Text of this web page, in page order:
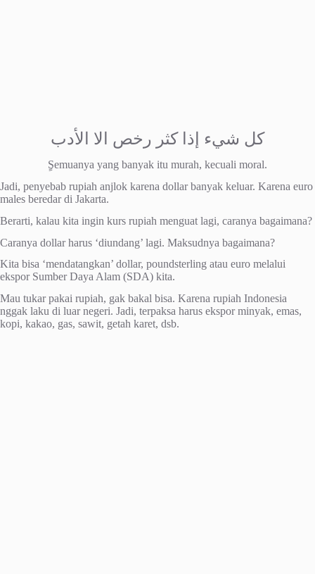
كل شيء إذا كثر رخص الا الأدب
ٍSemuanya yang banyak itu murah, kecuali moral.
Jadi, penyebab rupiah anjlok karena dollar banyak keluar. Karena euro
males beredar di Jakarta.
Berarti, kalau kita ingin kurs rupiah menguat lagi, caranya bagaimana?
Caranya dollar harus ‘diundang’ lagi. Maksudnya bagaimana?
Kita bisa ‘mendatangkan’ dollar, poundsterling atau euro melalui
ekspor Sumber Daya Alam (SDA) kita.
Mau tukar pakai rupiah, gak bakal bisa. Karena rupiah Indonesia
nggak laku di luar negeri. Jadi, terpaksa harus ekspor minyak, emas,
kopi, kakao, gas, sawit, getah karet, dsb.